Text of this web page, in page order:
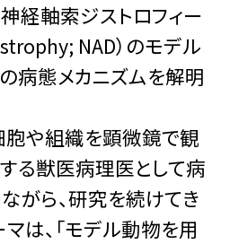
経軸索ジストロフィー
NAD）のモデル
の病態メカニズムを解明
や組織を顕微鏡で観
る獣医病理医として病
がら、研究を続けてき
は、「モデル動物を用